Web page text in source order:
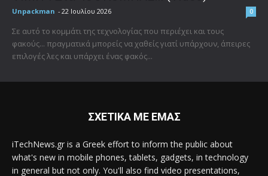
Unpackman - 22 Ιουλίου 2026 0
Σε αυτό το κομμάτι της τεχνολογίας που περιέχει και τους
φακούς... πραγματικά μπορείς να χαθείς γιατί υπάρχουν, άπειρες
επιλογές λες και υπάρχει ένας φακός...
ΣΧΕΤΙΚΑ ΜΕ ΕΜΑΣ
iTechNews.gr is a Greek effort to inform the public about
what's new in mobile phones, tablets, gadgets, in technology
in general but not only. You'll also find video presentations,